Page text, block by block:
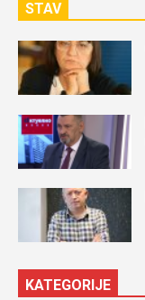
STAV
KATEGORIJE